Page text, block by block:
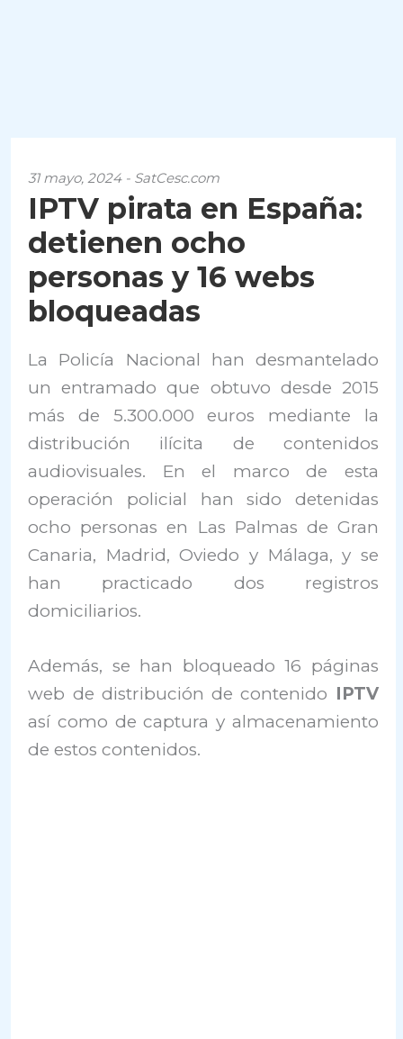
31 mayo, 2024 - SatCesc.com
IPTV pirata en España:
detienen ocho
personas y 16 webs
bloqueadas
La Policía Nacional han desmantelado
un entramado que obtuvo desde 2015
más de 5.300.000 euros mediante la
distribución ilícita de contenidos
audiovisuales. En el marco de esta
operación policial han sido detenidas
ocho personas en Las Palmas de Gran
Canaria, Madrid, Oviedo y Málaga, y se
han practicado dos registros
domiciliarios.
Además, se han bloqueado 16 páginas
web de distribución de contenido IPTV
así como de captura y almacenamiento
de estos contenidos.